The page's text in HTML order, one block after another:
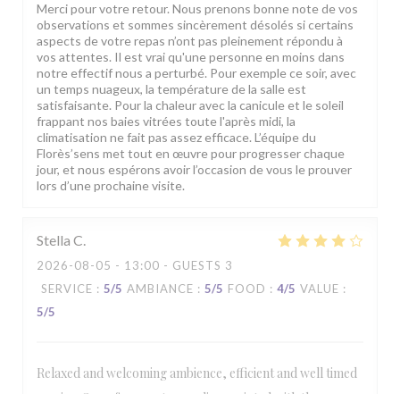
Merci pour votre retour. Nous prenons bonne note de vos
observations et sommes sincèrement désolés si certains
aspects de votre repas n’ont pas pleinement répondu à
vos attentes. Il est vrai qu'une personne en moins dans
notre effectif nous a perturbé. Pour exemple ce soir, avec
un temps nuageux, la température de la salle est
satisfaisante. Pour la chaleur avec la canicule et le soleil
frappant nos baies vitrées toute l'après midi, la
climatisation ne fait pas assez efficace. L’équipe du
Florès’sens met tout en œuvre pour progresser chaque
jour, et nous espérons avoir l’occasion de vous le prouver
lors d’une prochaine visite.
Stella C
2026-08-05 - 13:00 - GUESTS 3
SERVICE : 5/5 AMBIANCE : 5/5 FOOD : 4/5 VALUE :
5/5
Relaxed and welcoming ambience, efficient and well timed